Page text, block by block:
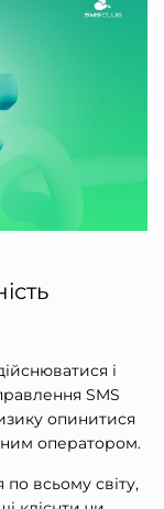
і
SMS
опинитися
оператором.
всьому світу,